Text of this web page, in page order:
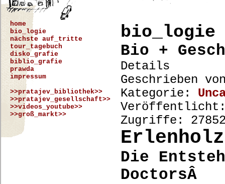
home
bio_logie
nächste auf_tritte
tour_tagebuch
disko_grafie
biblio_grafie
prawda
impressum
>>pratajev_bibliothek>>
>>pratajev_gesellschaft>>
>>videos_youtube>>
>>groß_markt>>
bio_logie
Bio +
Details
Geschrieben
Kategorie:
Zugriffe:
Die
DoctorsÂ